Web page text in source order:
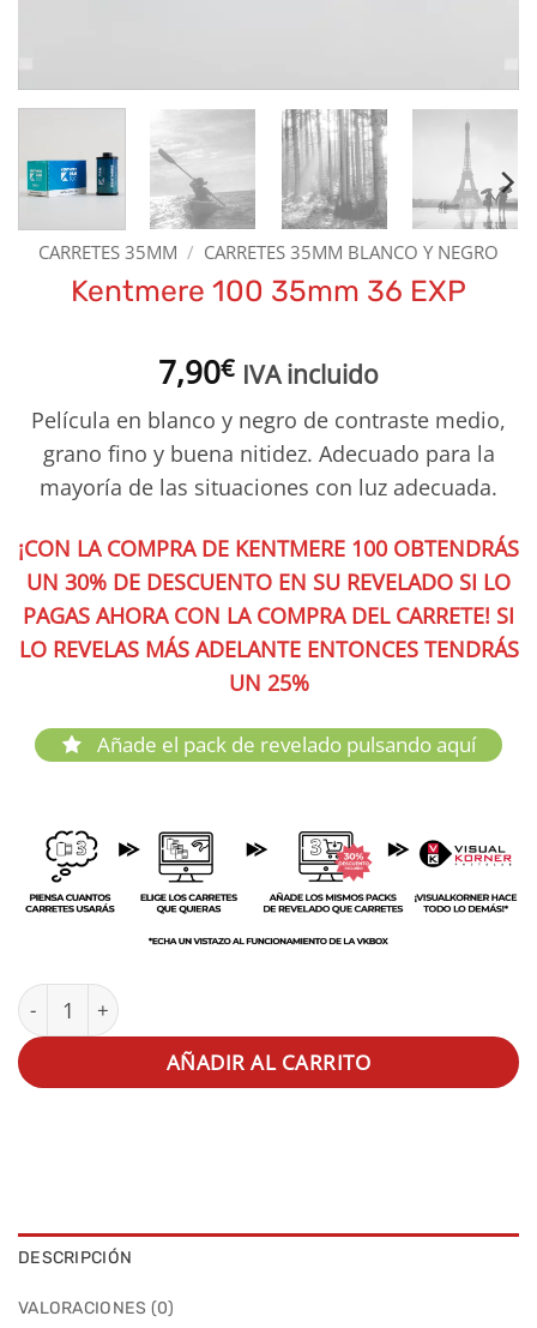
CARRETES 35MM / CARRETES 35MM BLANCO Y NEGRO
Kentmere 100 35mm 36 EXP
7,90€ IVA incluido
Película en blanco y negro de contraste medio,
grano fino y buena nitidez. Adecuado para la
mayoría de las situaciones con luz adecuada.
¡CON LA COMPRA DE KENTMERE 100 OBTENDRÁS
UN 30% DE DESCUENTO EN SU REVELADO SI LO
PAGAS AHORA CON LA COMPRA DEL CARRETE! SI
LO REVELAS MÁS ADELANTE ENTONCES TENDRÁS
UN 25%
Añade el pack de revelado pulsando aquí
Kentmere 100 35mm 36 EXP cantidad
AÑADIR AL CARRITO
DESCRIPCIÓN
VALORACIONES (0)